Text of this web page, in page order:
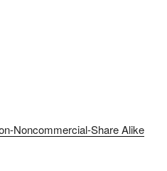
Noncommercial-Share Alike